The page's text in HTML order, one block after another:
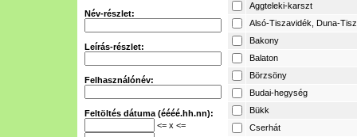
Név-részlet:
Leírás-részlet:
Felhasználónév:
Feltöltés dátuma (éééé.hh.nn):
<= x <=
Aggteleki-karszt
Alsó-Tiszavidék, Duna-
Bakony
Balaton
Börzsöny
Budai-hegység
Bükk
Cserhát